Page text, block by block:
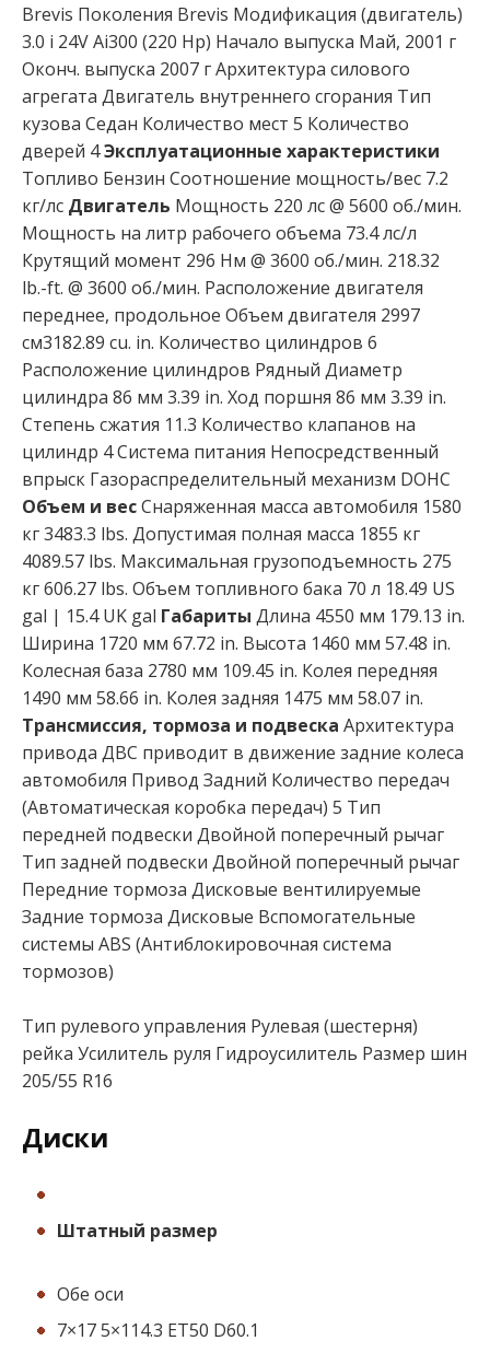
Brevis Поколения Brevis Модификация (двигатель)
3.0 i 24V Ai300 (220 Hp) Начало выпуска Май, 2001 г
Оконч. выпуска 2007 г Архитектура силового
агрегата Двигатель внутреннего сгорания Тип
кузова Седан Количество мест 5 Количество
дверей 4Эксплуатационные характеристики
Топливо Бензин Соотношение мощность/вес 7.2
кг/лс Двигатель Мощность 220 лс @ 5600 об./мин.
Мощность на литр рабочего объема 73.4 лс/л
Крутящий момент 296 Нм @ 3600 об./мин. 218.32
lb.-ft. @ 3600 об./мин. Расположение двигателя
переднее, продольное Объем двигателя 2997
см3182.89 cu. in. Количество цилиндров 6
Расположение цилиндров Рядный Диаметр
цилиндра 86 мм 3.39 in. Ход поршня 86 мм 3.39 in.
Степень сжатия 11.3 Количество клапанов на
цилиндр 4 Система питания Непосредственный
впрыск Газораспределительный механизм DOHC
Объем и весСнаряженная масса автомобиля 1580
кг 3483.3 lbs. Допустимая полная масса 1855 кг
4089.57 lbs. Максимальная грузоподъемность 275
кг 606.27 lbs. Объем топливного бака 70 л 18.49 US
gal | 15.4 UK gal Габариты Длина 4550 мм 179.13 in.
Ширина 1720 мм 67.72 in. Высота 1460 мм 57.48 in.
Колесная база 2780 мм 109.45 in. Колея передняя
1490 мм 58.66 in. Колея задняя 1475 мм 58.07 in.
Трансмиссия, тормоза и подвеска Архитектура
привода ДВС приводит в движение задние колеса
автомобиля Привод Задний Количество передач
(Автоматическая коробка передач) 5 Тип
передней подвески Двойной поперечный рычаг
Тип задней подвески Двойной поперечный рычаг
Передние тормоза Дисковые вентилируемые
Задние тормоза Дисковые Вспомогательные
системы ABS (Антиблокировочная система
тормозов)
Тип рулевого управления Рулевая (шестерня)
рейка Усилитель руля Гидроусилитель Размер шин
205/55 R16
Диски
Штатный размер
Обе оси
7×17 5×114.3 ЕТ50 D60.1